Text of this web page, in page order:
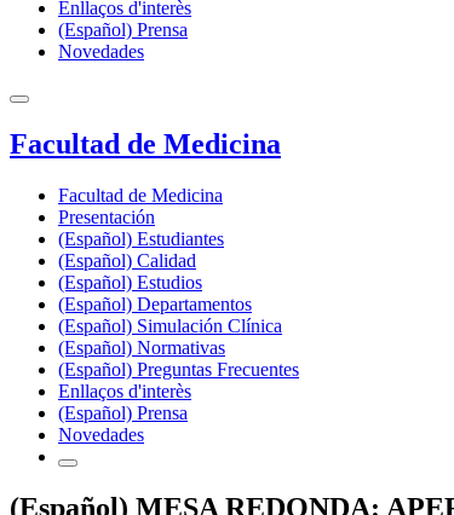
Enllaços d'interès
(Español) Prensa
Novedades
Facultad de Medicina
Facultad de Medicina
Presentación
(Español) Estudiantes
(Español) Calidad
(Español) Estudios
(Español) Departamentos
(Español) Simulación Clínica
(Español) Normativas
(Español) Preguntas Frecuentes
Enllaços d'interès
(Español) Prensa
Novedades
(Español) MESA REDONDA: